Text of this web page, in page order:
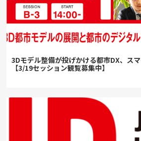
3Dモデル整備が投げかける都市DX、ス
【3/19セッション観覧募集中】